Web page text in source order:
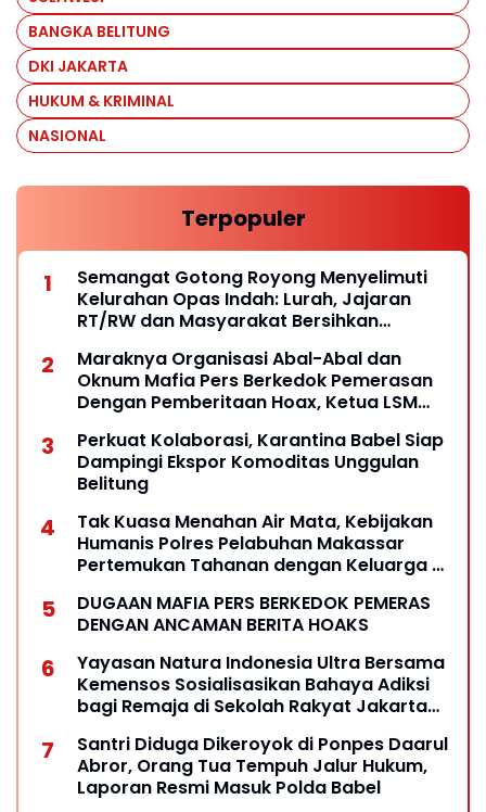
BANGKA BELITUNG
DKI JAKARTA
HUKUM & KRIMINAL
NASIONAL
Terpopuler
Semangat Gotong Royong Menyelimuti
Kelurahan Opas Indah: Lurah, Jajaran
RT/RW dan Masyarakat Bersihkan
Maraknya Organisasi Abal-Abal dan
Oknum Mafia Pers Berkedok Pemerasan
Dengan Pemberitaan Hoax, Ketua LSM
Bertindak
Perkuat Kolaborasi, Karantina Babel Siap
Dampingi Ekspor Komoditas Unggulan
Belitung
Tak Kuasa Menahan Air Mata, Kebijakan
Humanis Polres Pelabuhan Makassar
Pertemukan Tahanan dengan Keluarga di
DUGAAN MAFIA PERS BERKEDOK PEMERAS
DENGAN ANCAMAN BERITA HOAKS
Yayasan Natura Indonesia Ultra Bersama
Kemensos Sosialisasikan Bahaya Adiksi
bagi Remaja di Sekolah Rakyat Jakarta
Santri Diduga Dikeroyok di Ponpes Daarul
Abror, Orang Tua Tempuh Jalur Hukum,
Laporan Resmi Masuk Polda Babel